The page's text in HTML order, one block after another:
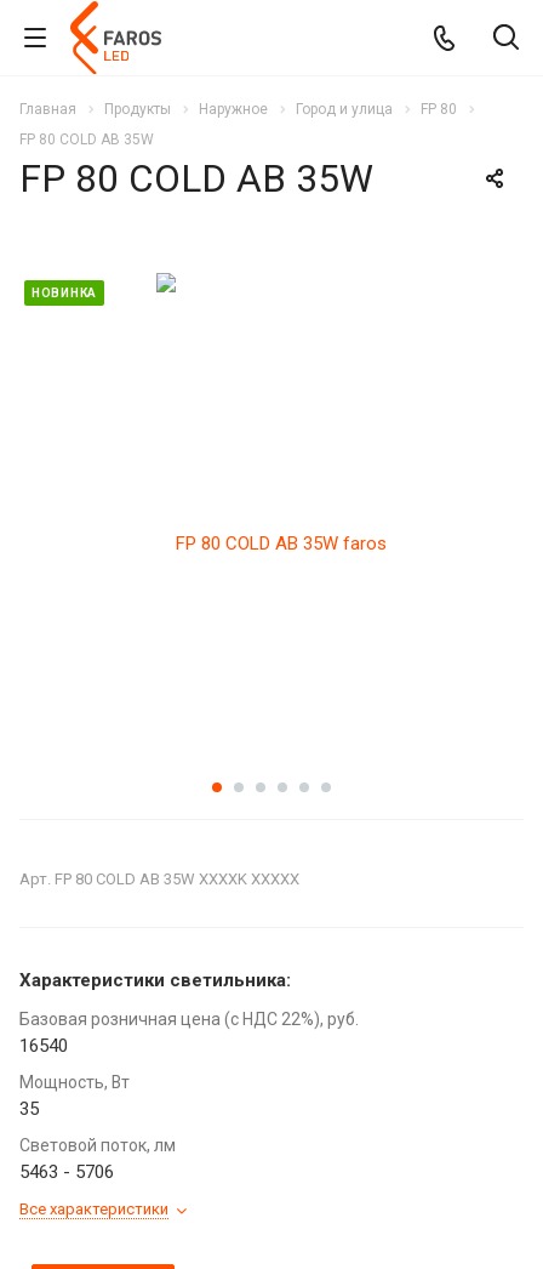
Главная Продукты Наружное Город и улица
FP 80
FP 80 COLD AB 35W
FP 80 COLD AB 35W
НОВИНКА
Арт. FP 80 COLD AB 35W XXXXK XXXXX
Характеристики светильника:
Базовая розничная цена (с НДС 22%), руб.
16540
Мощность, Вт
35
Световой поток, лм
5463 - 5706
Все характеристики